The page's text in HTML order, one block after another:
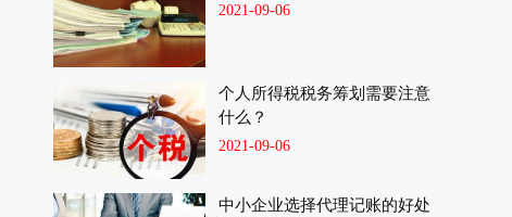
2021-09-06
个人所得税税务筹划需要注意
什么？
2021-09-06
中小企业选择代理记账的好处